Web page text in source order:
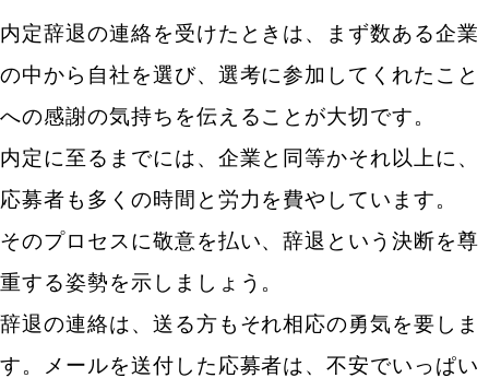
内定辞退の連絡を受けたときは、まず数ある企業
の中から自社を選び、選考に参加してくれたこと
への感謝の気持ちを伝えることが大切です。
内定に至るまでには、企業と同等かそれ以上に、
応募者も多くの時間と労力を費やしています。
そのプロセスに敬意を払い、辞退という決断を尊
重する姿勢を示しましょう。
辞退の連絡は、送る方もそれ相応の勇気を要しま
す。メールを送付した応募者は、不安でいっぱい